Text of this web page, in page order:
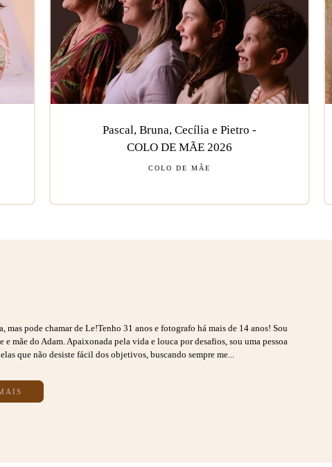
Pascal, Bruna, Cecília e Pietro -
COLO DE MÃE 2026
COLO DE MÃE
mas pode chamar de Le!Tenho 31 anos e fotografo há mais de 14 anos! Sou
e mãe do Adam. Apaixonada pela vida e louca por desafios, sou uma pessoa
que não desiste fácil dos objetivos, buscando sempre me...